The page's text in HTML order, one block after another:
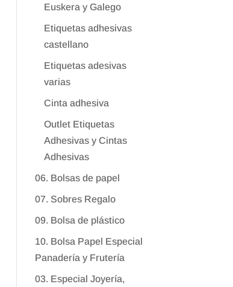
Euskera y Galego
Etiquetas adhesivas
castellano
Etiquetas adesivas
varias
Cinta adhesiva
Outlet Etiquetas
Adhesivas y Cintas
Adhesivas
06. Bolsas de papel
07. Sobres Regalo
09. Bolsa de plástico
10. Bolsa Papel Especial
Panadería y Frutería
03. Especial Joyería,